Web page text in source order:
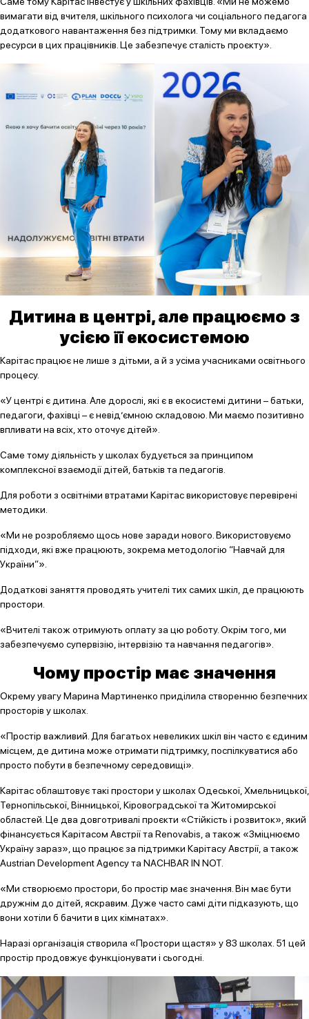
вимагати від вчителя, шкільного психолога чи соціального педагога
додаткового навантаження без підтримки. Тому ми вкладаємо
ресурси в цих працівників. Це забезпечує сталість проєкту».
Дитина в центрі, але працюємо з
усією її екосистемою
Карітас працює не лише з дітьми, а й з усіма учасниками освітнього
процесу.
«У центрі є дитина. Але дорослі, які є в екосистемі дитини – батьки,
педагоги, фахівці – є невід’ємною складовою. Ми маємо позитивно
впливати на всіх, хто оточує дітей».
Саме тому діяльність у школах будується за принципом
комплексної взаємодії дітей, батьків та педагогів.
Для роботи з освітніми втратами Карітас використовує перевірені
методики.
«Ми не розробляємо щось нове заради нового. Використовуємо
підходи, які вже працюють, зокрема методологію “Навчай для
України”».
Додаткові заняття проводять учителі тих самих шкіл, де працюють
простори.
«Вчителі також отримують оплату за цю роботу. Окрім того, ми
забезпечуємо супервізію, інтервізію та навчання педагогів».
Чому простір має значення
Окрему увагу Марина Мартиненко приділила створенню безпечних
просторів у школах.
«Простір важливий. Для багатьох невеликих шкіл він часто є єдиним
місцем, де дитина може отримати підтримку, поспілкуватися або
просто побути в безпечному середовищі».
Карітас облаштовує такі простори у школах Одеської, Хмельницької,
Тернопільської, Вінницької, Кіровоградської та Житомирської
областей. Це два довготривалі проєкти «Стійкість і розвиток», який
фінансується Карітасом Австрії та Renovabis, а також «Зміцнюємо
Україну зараз», що працює за підтримки Карітасу Австрії, а також
Austrian Development Agency та NACHBAR IN NOT.
«Ми створюємо простори, бо простір має значення. Він має бути
дружнім до дітей, яскравим. Дуже часто самі діти підказують, що
вони хотіли б бачити в цих кімнатах».
Наразі організація створила «Простори щастя» у 83 школах. 51 цей
простір продовжує функціонувати і сьогодні.